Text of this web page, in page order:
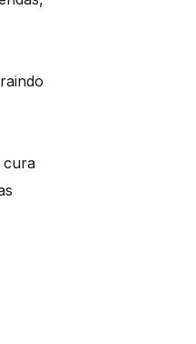
cura